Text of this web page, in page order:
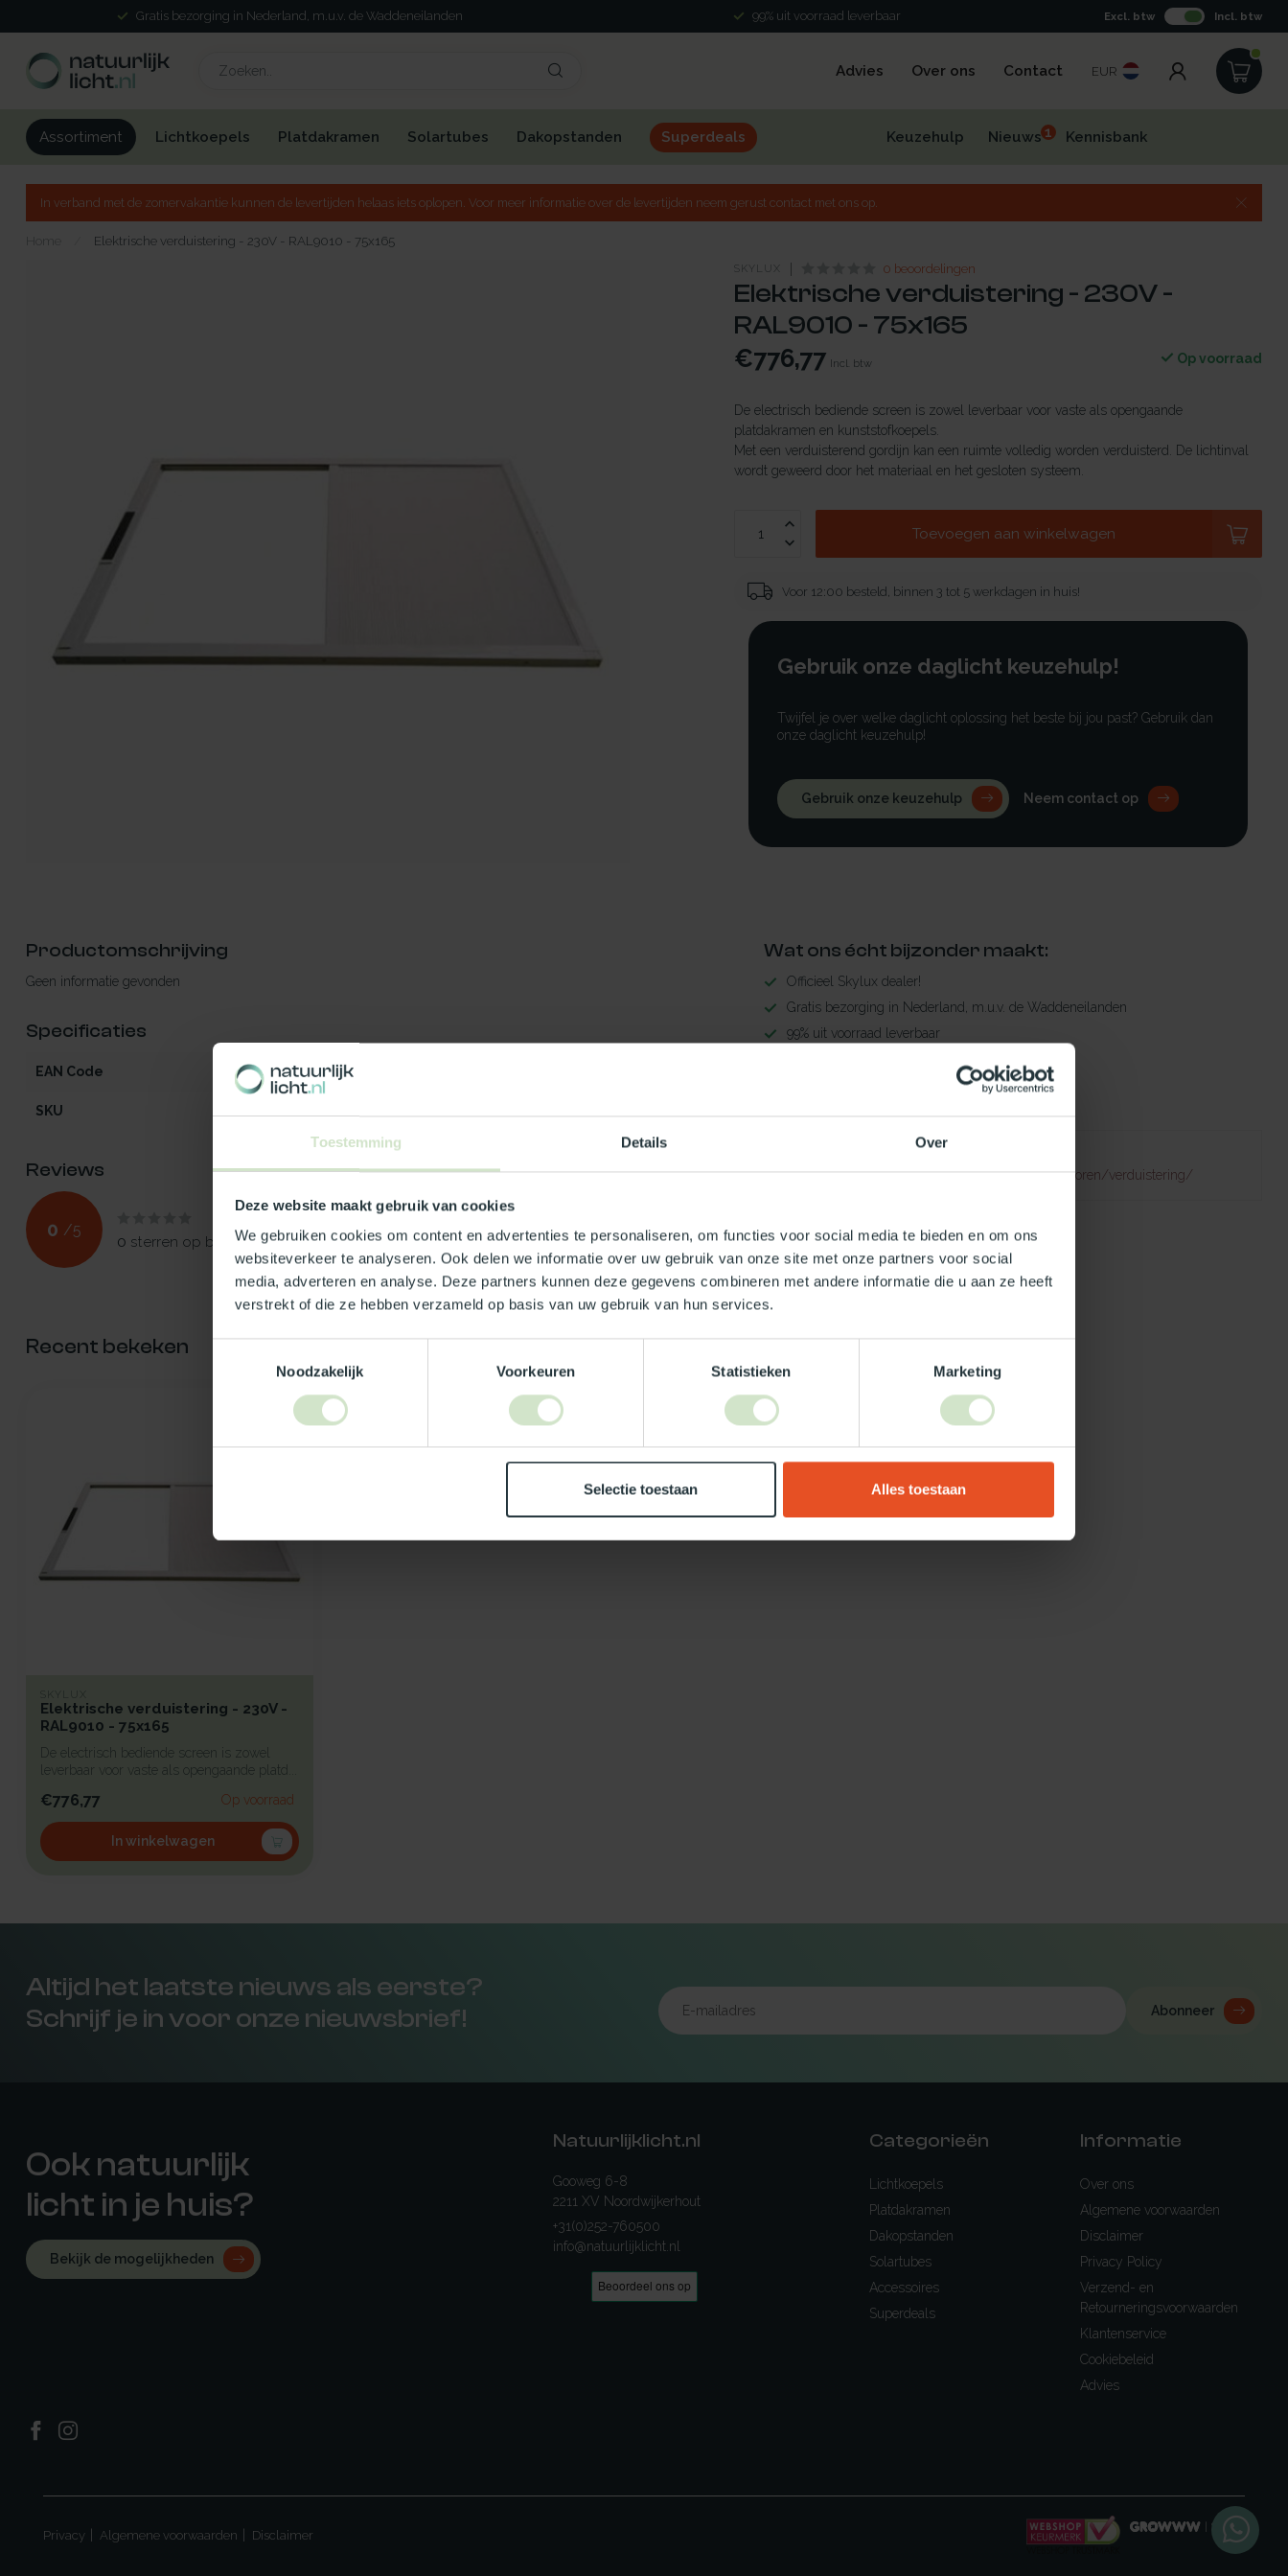
Toestemming Details Over
Deze website maakt gebruik van cookies
We gebruiken cookies om content en advertenties te personaliseren, om functies voor social media te bieden en om ons
websiteverkeer te analyseren. Ook delen we informatie over uw gebruik van onze site met onze partners voor social
media, adverteren en analyse. Deze partners kunnen deze gegevens combineren met andere informatie die u aan ze heeft
verstrekt of die ze hebben verzameld op basis van uw gebruik van hun services.
Noodzakelijk
Voorkeuren Statistieken Marketing
Selectie toestaan Alles toestaan
Gratis bezorging in Nederland, m.u.v. de Waddeneilanden 99% uit voorraad leverbaar Excl. btw Incl. btw
Advies Over ons Contact EUR
Assortiment Lichtkoepels Platdakramen Solartubes Dakopstanden Superdeals Keuzehulp Nieuws1 Kennisbank
In verband met de zomervakantie kunnen de levertijden helaas iets oplopen. Voor meer informatie over de levertijden neem gerust contact met ons op.
Home Elektrische verduistering - 230V - RAL9010 - 75x165
SKYLUX 0 beoordelingen
Elektrische verduistering - 230V -
RAL9010 - 75x165
€776,77 Incl. btw Op voorraad
De electrisch bediende screen is zowel leverbaar voor vaste als opengaande
platdakramen en kunststofkoepels.
Met een verduisterend gordijn kan een ruimte volledig worden verduisterd. De lichtinval
wordt geweerd door het materiaal en het gesloten systeem.
Toevoegen aan winkelwagen
Voor 12:00 besteld, binnen 3 tot 5 werkdagen in huis!
Gebruik onze daglicht keuzehulp!
Twijfel je over welke daglicht oplossing het beste bij jou past? Gebruik dan
onze daglicht keuzehulp!
Gebruik onze keuzehulp Neem contact op
Productomschrijving
Geen informatie gevonden
Specificaties
EAN Code 5412970845034
SKU
Reviews
0 /5
0 sterren op basis van0beoordelingen
Je beoordeling toevoegen
Wat ons écht bijzonder maakt:
Officieel Skylux dealer!
Gratis bezorging in Nederland, m.u.v. de Waddeneilanden
99% uit voorraad leverbaar
TypeError: Failed to fetch
https://www.natuurlijklicht.nl/lichtkoepels/toebehoren/verduistering/
Recent bekeken
SKYLUX
Elektrische verduistering - 230V -
RAL9010 - 75x165
De electrisch bediende screen is zowel
leverbaar voor vaste als opengaande platd...
€776,77 Op voorraad
In winkelwagen
Altijd het laatste nieuws als eerste?
Schrijf je in voor onze nieuwsbrief!
Abonneer
Ook natuurlijk
licht in je huis?
Bekijk de mogelijkheden
Natuurlijklicht.nl
Gooweg 6-8
2211 XV Noordwijkerhout
+31(0)252-760500
info@natuurlijklicht.nl
Categorieën
Lichtkoepels
Platdakramen
Dakopstanden
Solartubes
Accessoires
Superdeals
Informatie
Over ons
Algemene voorwaarden
Disclaimer
Privacy Policy
Verzend- en
Retourneringsvoorwaarden
Klantenservice
Cookiebeleid
Advies
Privacy Algemene voorwaarden Disclaimer